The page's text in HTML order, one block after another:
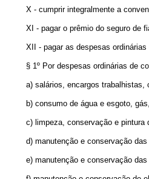
X - cumprir integralmente a
XI - pagar o prêmio do seguro de
XII - pagar as despesas
§ 1º Por despesas ordinárias de
a) salários, encargos trabalhistas,
b) consumo de água e esgoto,
c) limpeza, conservação e pintura
d) manutenção e conservação
e) manutenção e conservação